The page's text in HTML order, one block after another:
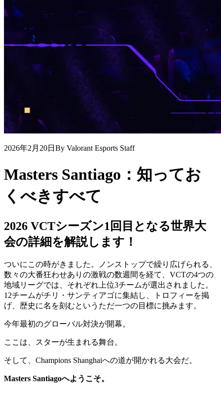
2026年2月20日 By Valorant Esports Staff
Masters Santiago：知ってお
くべきすべて
2026 VCTシーズン1回目となる世界大
会の詳細を解説します！
ついにこの時がきました。ノンストップで繰り広げられる、
数々の大番狂わせありの激戦の数週間を経て、VCTの4つの
地域リーグでは、それぞれ上位3チームが選出されました。
12チームがチリ・サンティアゴに集結し、トロフィーを掲
げ、歴史に名を刻むというただ一つの目標に挑みます。
今年最初のグローバル対決が開幕。
ここは、スターが生まれる舞台。
そして、Champions Shanghaiへの道が開かれる大会だ。
Masters Santiagoへようこそ。